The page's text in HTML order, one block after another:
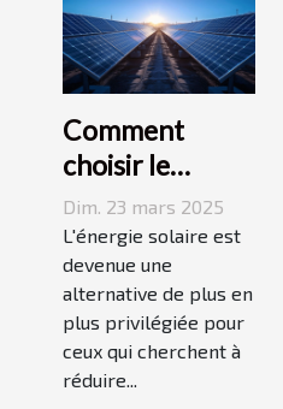
Comment
choisir le
meilleur
système de
panneaux
solaires pour
votre domicile
Dim. 23 mars 2025
L'énergie solaire est
devenue une
alternative de plus en
plus privilégiée pour
ceux qui cherchent à
réduire...